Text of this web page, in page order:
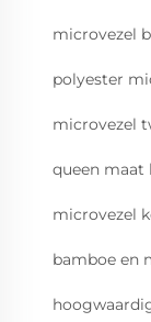
microvezel
polyester
microvezel
queen maat
microvezel
bamboe en